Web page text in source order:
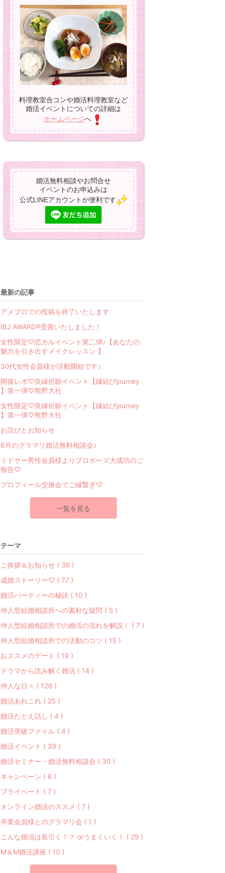
料理教室合コンや婚活料理教室など
婚活イベントについての詳細は
ホームページへ
婚活無料相談やお問合せ
イベントのお申込みは
公式LINEアカウントが便利です
最新の記事
アメブロでの投稿を終了いたします
IBJ AWARD®受賞いたしました！
女性限定♡恋カルイベント第二弾♪【あなたの
魅力を引き出すメイクレッスン 】
30代女性会員様が活動開始です♪
開催レポ♡良縁祈願イベント【縁結びjourney
】第一弾♡熊野大社
女性限定♡良縁祈願イベント【縁結びjourney
】第一弾♡熊野大社
お詫びとお知らせ
6月のグラマリ婚活無料相談会♪
ミドサー男性会員様よりプロポーズ大成功のご
報告♡
プロフィール交換会でご縁繋ぎ♡
一覧を見る
テーマ
ご挨拶＆お知らせ ( 36 )
成婚ストーリー♡ ( 77 )
婚活パーティーの秘訣 ( 10 )
仲人型結婚相談所への素朴な疑問 ( 5 )
仲人型結婚相談所での婚活の流れを解説！ ( 7 )
仲人型結婚相談所での活動のコツ ( 15 )
おススメのデート ( 19 )
ドラマから読み解く婚活 ( 14 )
仲人な日々 ( 126 )
婚活あれこれ ( 25 )
婚活たとえ話し ( 4 )
婚活突破ファイル ( 4 )
婚活イベント ( 39 )
婚活セミナー・婚活無料相談会 ( 30 )
キャンペーン ( 6 )
プライベート ( 7 )
オンライン婚活のススメ ( 7 )
卒業会員様とのグラマリ会 ( 1 )
こんな婚活は長引く！？ orうまくいく！ ( 29 )
M＆M婚活講座 ( 10 )